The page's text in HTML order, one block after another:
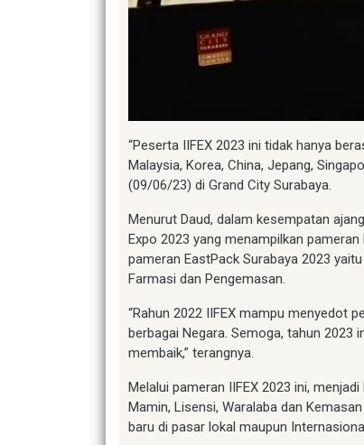
“Peserta IIFEX 2023 ini tidak hanya
Malaysia, Korea, China, Jepang,
(09/06/23) di Grand City Surabaya.
Menurut Daud, dalam kesempatan
Expo 2023 yang menampilkan
pameran EastPack Surabaya 2023
Farmasi dan Pengemasan.
“Rahun 2022 IIFEX mampu menyedot
berbagai Negara. Semoga, tahun 2023
membaik,” terangnya.
Melalui pameran IIFEX 2023 ini,
Mamin, Lisensi, Waralaba dan
baru di pasar lokal maupun